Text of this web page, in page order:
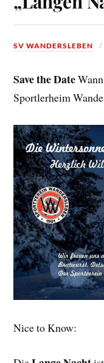
SV WANDERSLEBEN
Save the Date
Sportlerheim
Nice to Know: